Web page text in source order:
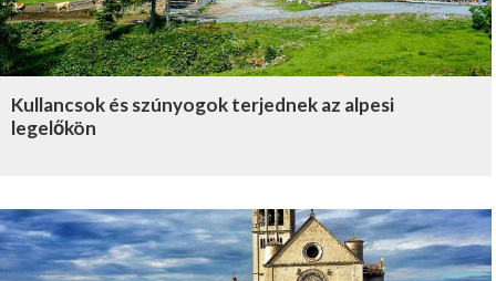
Kullancsok és szúnyogok terjednek az alpesi
legelőkön